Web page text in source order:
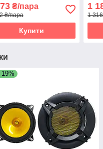
₴/пара
₴/пара
Купити
1
1